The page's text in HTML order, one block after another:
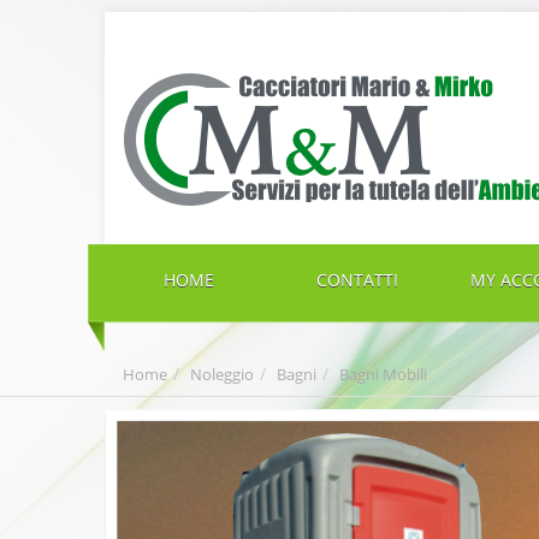
HOME CONTATTI MY
Home Noleggio Bagni Bagni Mobili